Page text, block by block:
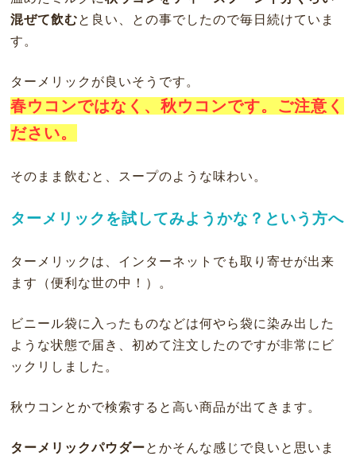
混ぜて飲むと良い、との事でしたので毎日続けていま
す。
ターメリックが良いそうです。
春ウコンではなく、秋ウコンです。ご注意く
ださい。
そのまま飲むと、スープのような味わい。
ターメリックを試してみようかな？という方へ
ターメリックは、インターネットでも取り寄せが出来
ます（便利な世の中！）。
ビニール袋に入ったものなどは何やら袋に染み出した
ような状態で届き、初めて注文したのですが非常にビ
ックリしました。
秋ウコンとかで検索すると高い商品が出てきます。
ターメリックパウダーとかそんな感じで良いと思いま